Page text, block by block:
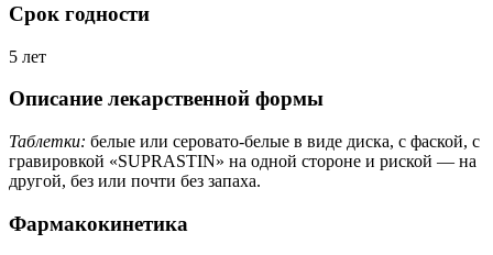
Срок годности
5 лет
Описание лекарственной формы
Таблетки: белые или серовато-белые в виде диска, с фаской, с
гравировкой «SUPRASTIN» на одной стороне и риской — на
другой, без или почти без запаха.
Фармакокинетика